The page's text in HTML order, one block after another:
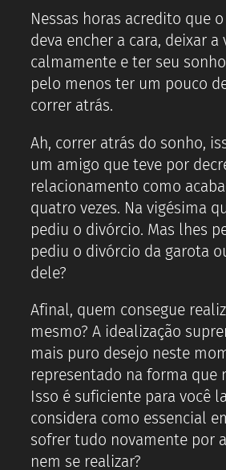
Nessas horas acredito que
deva encher a cara, deixar a
calmamente e ter seu
pelo menos ter um pouco
correr atrás.
Ah, correr atrás do sonho,
um amigo que teve por
relacionamento como
quatro vezes. Na vigésima
pediu o divórcio. Mas lhes
pediu o divórcio da garota
dele?
Afinal, quem consegue
mesmo? A idealização
mais puro desejo neste
representado na forma que
Isso é suficiente para você
considera como essencial
sofrer tudo novamente por
nem se realizar?